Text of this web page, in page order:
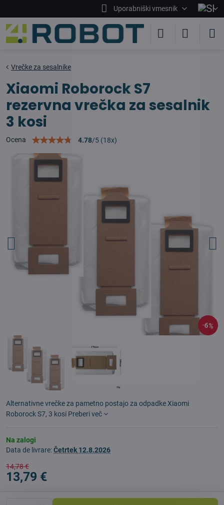
Uporabniški vmesnik
6%
Vrečke za sesalnike
Xiaomi Roborock S7
rezervna vrečka za sesalnik
3 kosi
Ocena 4.78/5 (18x)
Alternativne vrečke za pametno postajo za odpadke Xiaomi
Roborock S7, 3 kosi Preberi več
Na zalogi
Data de livrare:Četrtek 12.8.2026
14,78 €
13,79 €